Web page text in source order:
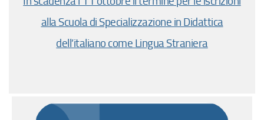
alla Scuola di Specializzazione in Didattica
dell’italiano come Lingua Straniera